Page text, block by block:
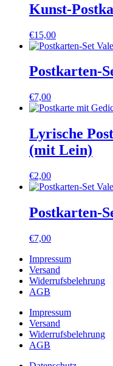
Kunst-
€15,00
Postkarten-
€7,00
Lyrische
(mit Lein)
€2,00
Postkarten-
€7,00
Impressum
Versand
Widerrufsbelehrung
AGB
Impressum
Versand
Widerrufsbelehrung
AGB